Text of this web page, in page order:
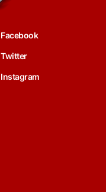
Facebook
Twitter
Instagram